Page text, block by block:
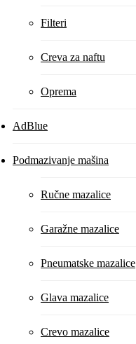
Filteri
Creva za naftu
Oprema
AdBlue
Podmazivanje mašina
Ručne mazalice
Garažne mazalice
Pneumatske mazalice
Glava mazalice
Crevo mazalice